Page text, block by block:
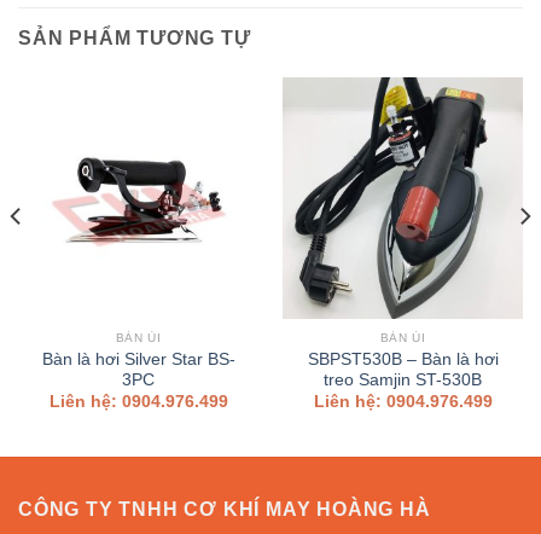
SẢN PHẨM TƯƠNG TỰ
BÀN ỦI
Bàn là hơi Silver Star BS-
3PC
Liên hệ: 0904.976.499
BÀN ỦI
SBPST530B – Bàn là hơi
treo Samjin ST-530B
Liên hệ: 0904.976.499
CÔNG TY TNHH CƠ KHÍ MAY HOÀNG HÀ